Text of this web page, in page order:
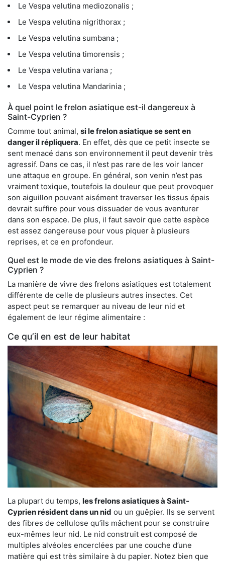
Le Vespa velutina mediozonalis ;
Le Vespa velutina nigrithorax ;
Le Vespa velutina sumbana ;
Le Vespa velutina timorensis ;
Le Vespa velutina variana ;
Le Vespa velutina Mandarinia ;
À quel point le frelon asiatique est-il dangereux à
Saint-Cyprien ?
Comme tout animal, si le frelon asiatique se sent en
danger il répliquera. En effet, dès que ce petit insecte se
sent menacé dans son environnement il peut devenir très
agressif. Dans ce cas, il n’est pas rare de les voir lancer
une attaque en groupe. En général, son venin n’est pas
vraiment toxique, toutefois la douleur que peut provoquer
son aiguillon pouvant aisément traverser les tissus épais
devrait suffire pour vous dissuader de vous aventurer
dans son espace. De plus, il faut savoir que cette espèce
est assez dangereuse pour vous piquer à plusieurs
reprises, et ce en profondeur.
Quel est le mode de vie des frelons asiatiques à Saint-
Cyprien ?
La manière de vivre des frelons asiatiques est totalement
différente de celle de plusieurs autres insectes. Cet
aspect peut se remarquer au niveau de leur nid et
également de leur régime alimentaire :
Ce qu’il en est de leur habitat
La plupart du temps, les frelons asiatiques à Saint-
Cyprien résident dans un nid ou un guêpier. Ils se servent
des fibres de cellulose qu’ils mâchent pour se construire
eux-mêmes leur nid. Le nid construit est composé de
multiples alvéoles encerclées par une couche d’une
matière qui est très similaire à du papier. Notez bien que